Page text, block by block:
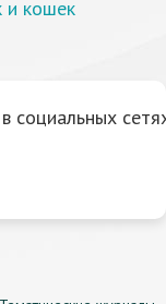
и кошек
социальных